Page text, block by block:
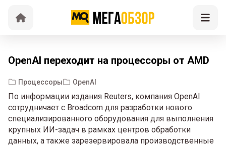
OpenAI переходит на процессоры от AMD
Процессоры OpenAI
По информации издания Reuters, компания OpenAI
сотрудничает с Broadcom для разработки нового
специализированного оборудования для выполнения
крупных ИИ-задач в рамках центров обработки
данных, а также зарезервировала производственные